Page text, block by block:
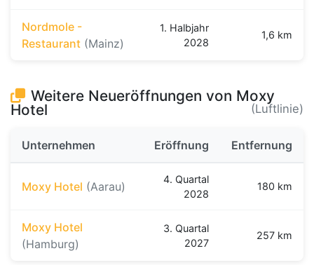
Nordmole -
Restaurant (Mainz)
1. Halbjahr
2028
1,6 km
Weitere Neueröffnungen von Moxy
Hotel
(Luftlinie)
Unternehmen Eröffnung Entfernung
Moxy Hotel (Aarau)
4. Quartal
2028
180 km
Moxy Hotel
(Hamburg)
3. Quartal
2027
257 km